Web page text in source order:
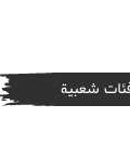
شعبية